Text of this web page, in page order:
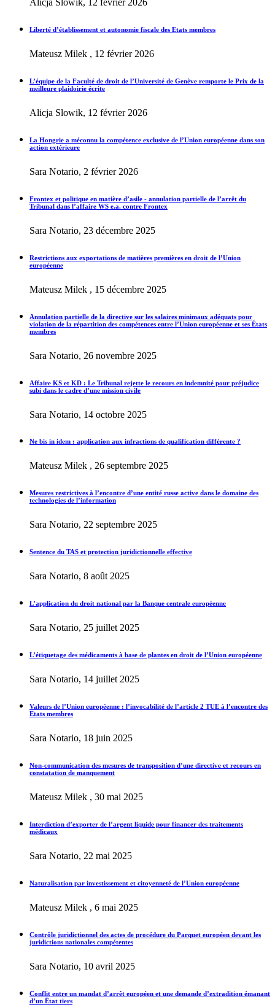
Alicja Slowik, 12 février 2026
Liberté d’établissement et autonomie fiscale des Etats membres
Mateusz Milek , 12 février 2026
L’équipe de la Faculté de droit de l’Université de Genève remporte le Prix de la
meilleure plaidoirie écrite
Alicja Slowik, 12 février 2026
La Hongrie a méconnu la compétence exclusive de l’Union européenne dans son
action extérieure
Sara Notario, 2 février 2026
Frontex et politique en matière d’asile - annulation partielle de l’arrêt du
Tribunal dans l’affaire WS e.a. contre Frontex
Sara Notario, 23 décembre 2025
Restrictions aux exportations de matières premières en droit de l’Union
européenne
Mateusz Milek , 15 décembre 2025
Annulation partielle de la directive sur les salaires minimaux adéquats pour
violation de la répartition des compétences entre l’Union européenne et ses États
membres
Sara Notario, 26 novembre 2025
Affaire KS et KD : Le Tribunal rejette le recours en indemnité pour préjudice
subi dans le cadre d’une mission civile
Sara Notario, 14 octobre 2025
Ne bis in idem : application aux infractions de qualification différente ?
Mateusz Milek , 26 septembre 2025
Mesures restrictives à l’encontre d’une entité russe active dans le domaine des
technologies de l’information
Sara Notario, 22 septembre 2025
Sentence du TAS et protection juridictionnelle effective
Sara Notario, 8 août 2025
L’application du droit national par la Banque centrale européenne
Sara Notario, 25 juillet 2025
L’étiquetage des médicaments à base de plantes en droit de l’Union européenne
Sara Notario, 14 juillet 2025
Valeurs de l’Union européenne : l’invocabilité de l’article 2 TUE à l’encontre des
Etats membres
Sara Notario, 18 juin 2025
Non-communication des mesures de transposition d’une directive et recours en
constatation de manquement
Mateusz Milek , 30 mai 2025
Interdiction d’exporter de l’argent liquide pour financer des traitements
médicaux
Sara Notario, 22 mai 2025
Naturalisation par investissement et citoyenneté de l’Union européenne
Mateusz Milek , 6 mai 2025
Contrôle juridictionnel des actes de procédure du Parquet européen devant les
juridictions nationales compétentes
Sara Notario, 10 avril 2025
Conflit entre un mandat d’arrêt européen et une demande d’extradition émanant
d’un État tiers